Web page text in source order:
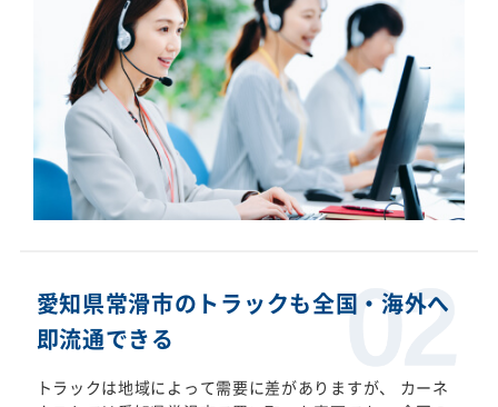
愛知県常滑市のトラックも全国・海外へ
即流通できる
トラックは地域によって需要に差がありますが、 カーネ